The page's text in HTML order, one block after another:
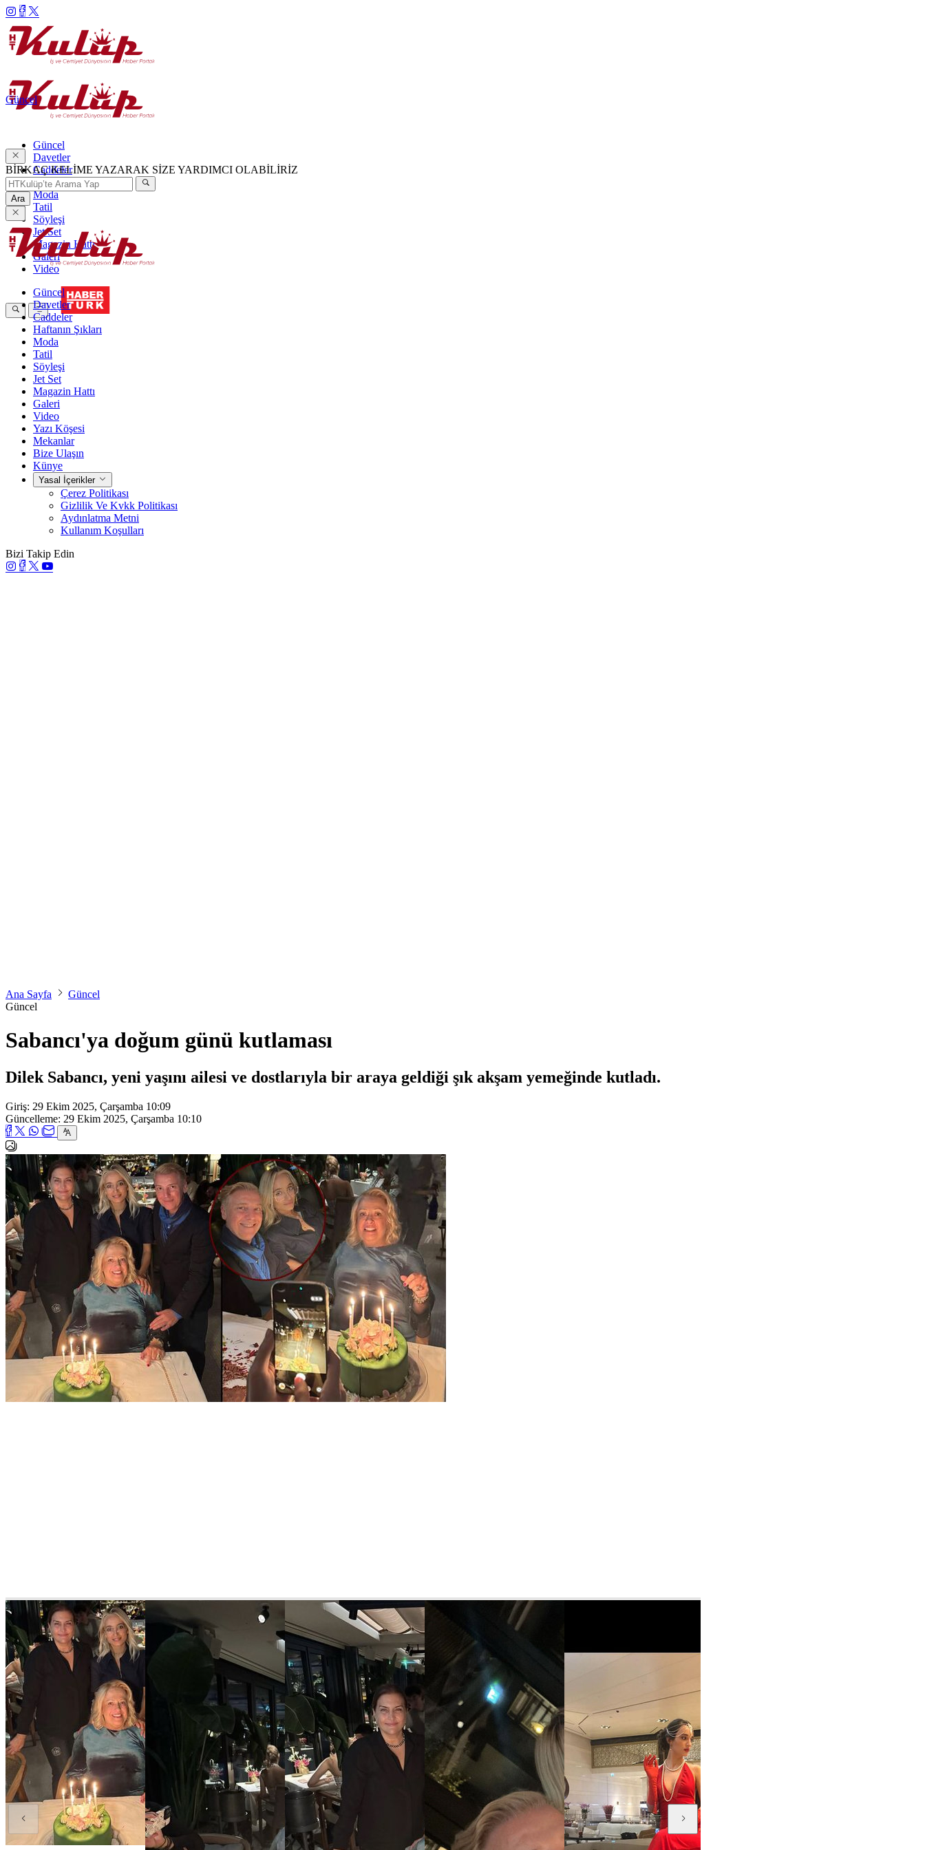
Güncel
Davetler
Caddeler
Haftanın Şıkları
Moda
Tatil
Söyleşi
Jet Set
Magazin Hattı
Galeri
Video
Güncel
BİRKAÇ KELİME YAZARAK SİZE YARDIMCI OLABİLİRİZ
Ara
Güncel
Davetler
Caddeler
Haftanın Şıkları
Moda
Tatil
Söyleşi
Jet Set
Magazin Hattı
Galeri
Video
Yazı Köşesi
Mekanlar
Bize Ulaşın
Künye
Yasal İçerikler
Çerez Politikası
Gizlilik Ve Kvkk Politikası
Aydınlatma Metni
Kullanım Koşulları
Bizi Takip Edin
Ana Sayfa
Güncel
Güncel
Sabancı'ya doğum günü kutlaması
Dilek Sabancı, yeni yaşını ailesi ve dostlarıyla bir araya geldiği şık akşam yemeğinde kutladı.
Giriş: 29 Ekim 2025, Çarşamba 10:09
Güncelleme: 29 Ekim 2025, Çarşamba 10:10